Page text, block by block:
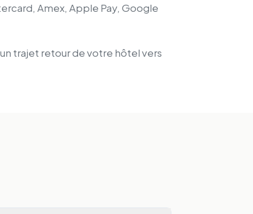
Amex, Apple Pay, Google
trajet retour de votre hôtel vers